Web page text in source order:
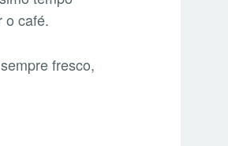
o café.
fresco,